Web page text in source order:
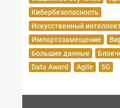
Кибербезопасность
Искусственный
Импортозамещение
Большие данные
Data Award
Agile 5G